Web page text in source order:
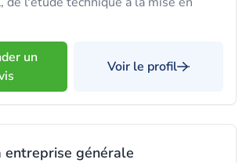
un
Voir le profil
entreprise générale